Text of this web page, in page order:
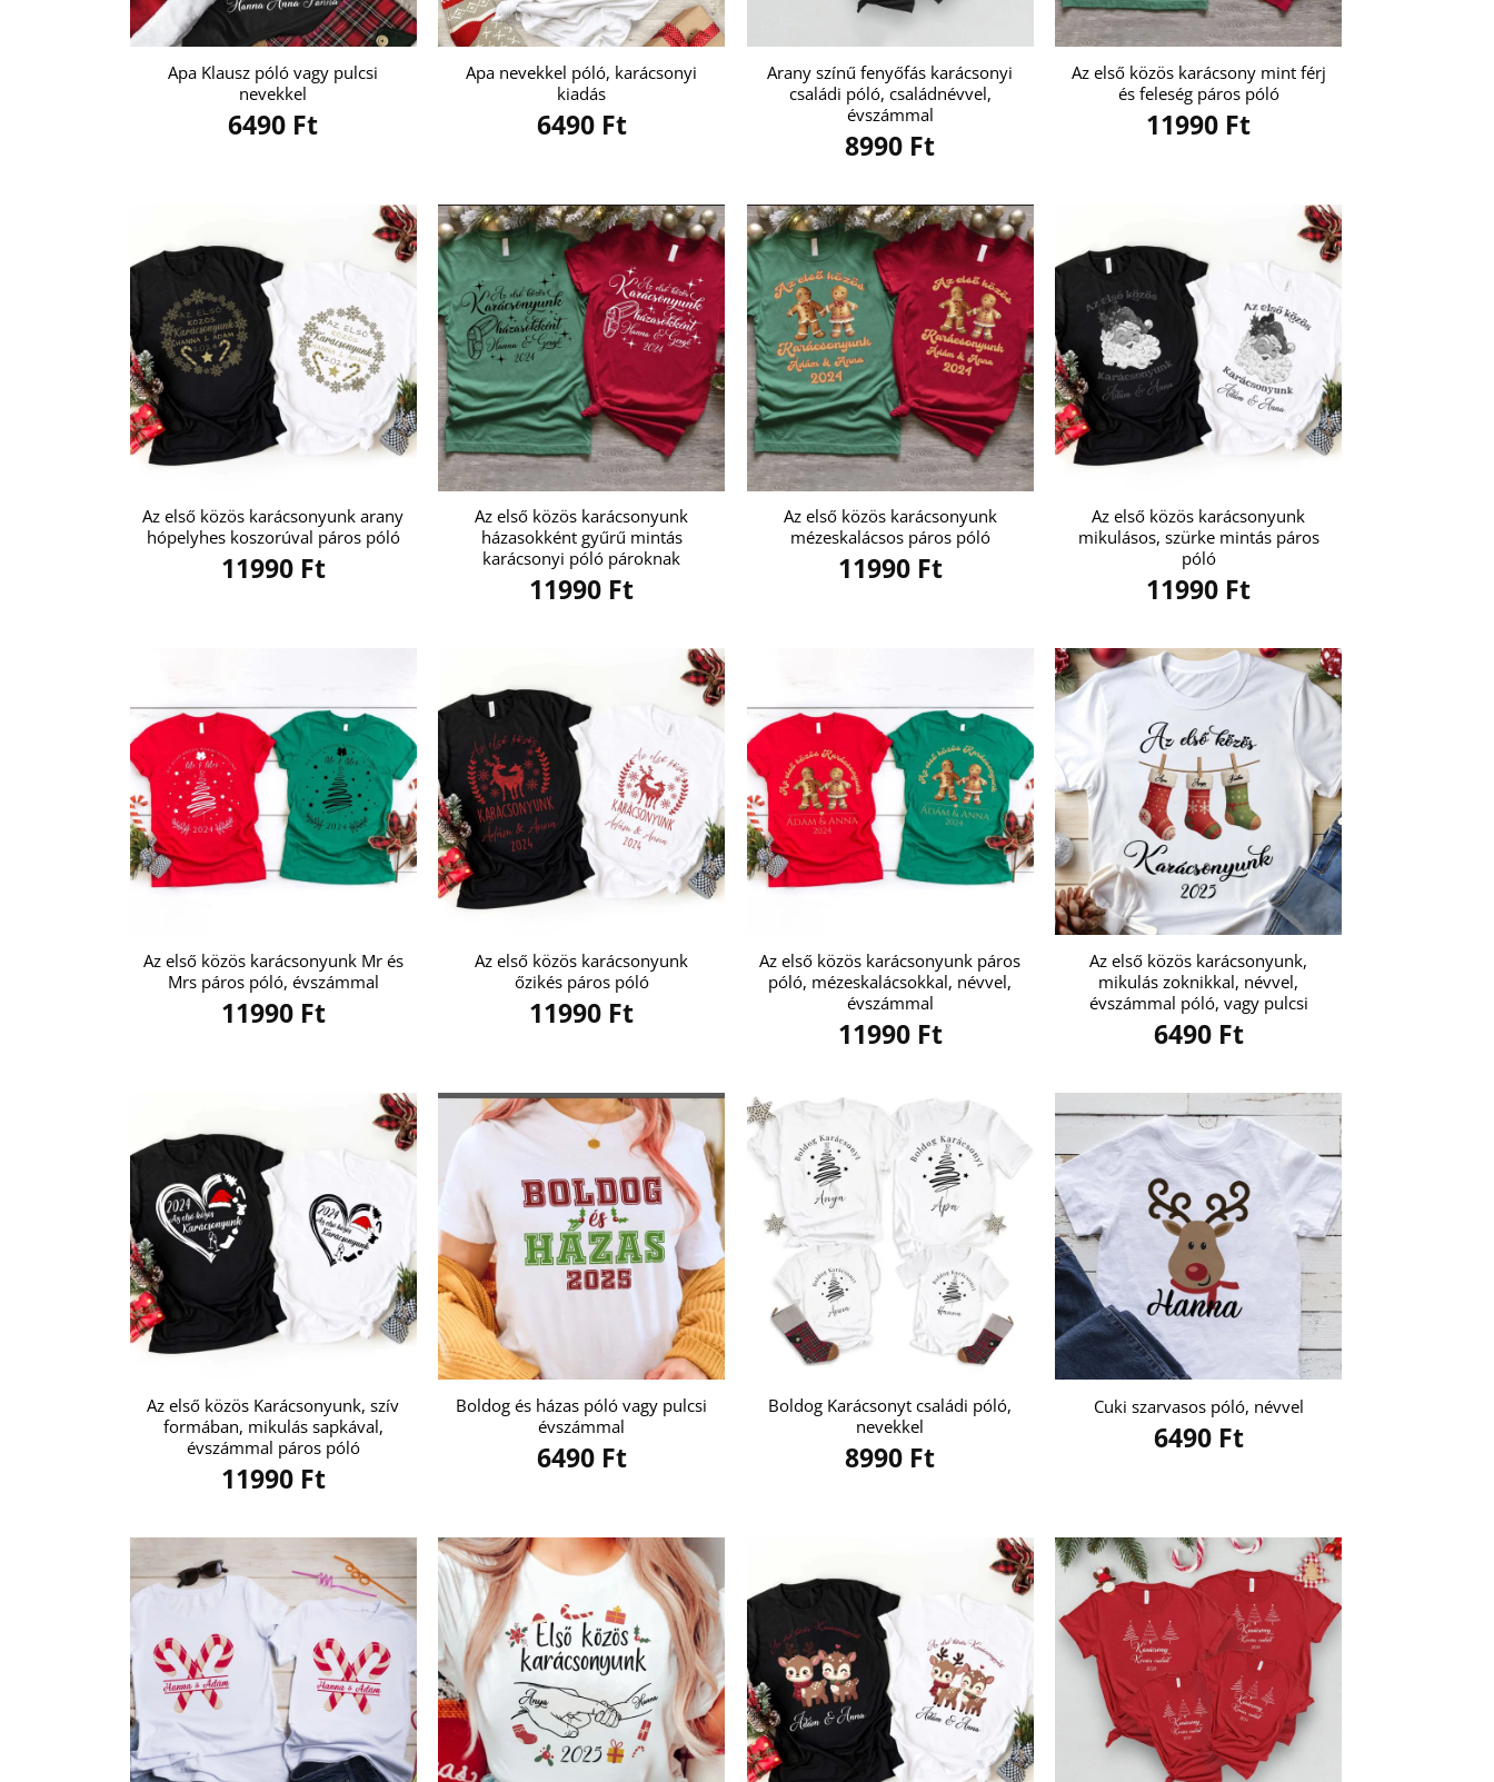
Apa Klausz póló vagy pulcsi
nevekkel
6490 Ft
Apa nevekkel póló, karácsonyi
kiadás
6490 Ft
Arany színű fenyőfás karácsonyi
családi póló, családnévvel,
évszámmal
8990 Ft
Az első közös karácsony mint férj
és feleség páros póló
11990 Ft
Az első közös karácsonyunk arany
hópelyhes koszorúval páros póló
11990 Ft
Az első közös karácsonyunk
házasokként gyűrű mintás
karácsonyi póló pároknak
11990 Ft
Az első közös karácsonyunk
mézeskalácsos páros póló
11990 Ft
Az első közös karácsonyunk
mikulásos, szürke mintás páros
póló
11990 Ft
Az első közös karácsonyunk Mr és
Mrs páros póló, évszámmal
11990 Ft
Az első közös karácsonyunk
őzikés páros póló
11990 Ft
Az első közös karácsonyunk páros
póló, mézeskalácsokkal, névvel,
évszámmal
11990 Ft
Az első közös karácsonyunk,
mikulás zoknikkal, névvel,
évszámmal póló, vagy pulcsi
6490 Ft
Az első közös Karácsonyunk, szív
formában, mikulás sapkával,
évszámmal páros póló
11990 Ft
Boldog és házas póló vagy pulcsi
évszámmal
6490 Ft
Boldog Karácsonyt családi póló,
nevekkel
8990 Ft
Cuki szarvasos póló, névvel
6490 Ft